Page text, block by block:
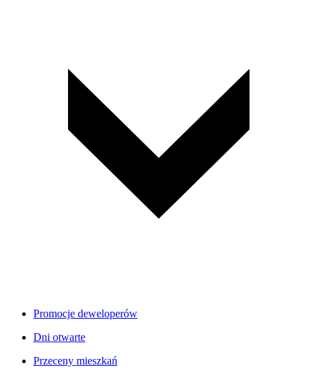
Promocje deweloperów
Dni otwarte
Przeceny mieszkań